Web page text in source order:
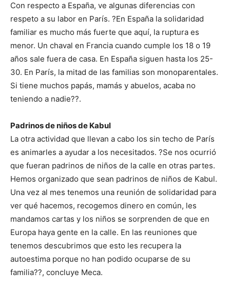
Con respecto a España, ve algunas diferencias con
respeto a su labor en París. ?En España la solidaridad
familiar es mucho más fuerte que aquí, la ruptura es
menor. Un chaval en Francia cuando cumple los 18 o 19
años sale fuera de casa. En España siguen hasta los 25-
30. En París, la mitad de las familias son monoparentales.
Si tiene muchos papás, mamás y abuelos, acaba no
teniendo a nadie??.
Padrinos de niños de Kabul
La otra actividad que llevan a cabo los sin techo de París
es animarles a ayudar a los necesitados. ?Se nos ocurrió
que fueran padrinos de niños de la calle en otras partes.
Hemos organizado que sean padrinos de niños de Kabul.
Una vez al mes tenemos una reunión de solidaridad para
ver qué hacemos, recogemos dinero en común, les
mandamos cartas y los niños se sorprenden de que en
Europa haya gente en la calle. En las reuniones que
tenemos descubrimos que esto les recupera la
autoestima porque no han podido ocuparse de su
familia??, concluye Meca.